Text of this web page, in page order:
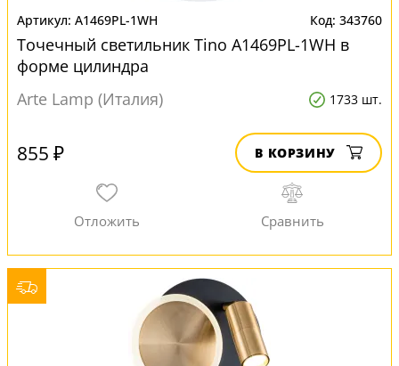
A1469PL-1WH 343760
Точечный светильник Tino A1469PL-1WH в
форме цилиндра
Arte Lamp (Италия)
1733 шт.
855 ₽ В КОРЗИНУ